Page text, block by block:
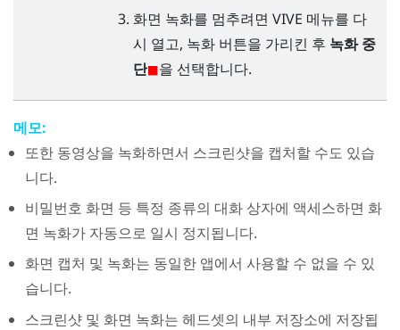
화면 녹화를 멈추려면 VIVE 메뉴를 다
시 열고, 녹화 버튼을 가리킨 후 녹화 중
단
을 선택합니다.
메모:
또한 동영상을 녹화하면서 스크린샷을 캡처할 수도 있습
니다.
비밀번호 화면 등 특정 종류의 대화 상자에 액세스하면 화
면 녹화가 자동으로 일시 정지됩니다.
화면 캡처 및 녹화는 동일한 앱에서 사용할 수 없을 수 있
습니다.
스크린샷 및 화면 녹화는 헤드셋의 내부 저장소에 저장됩